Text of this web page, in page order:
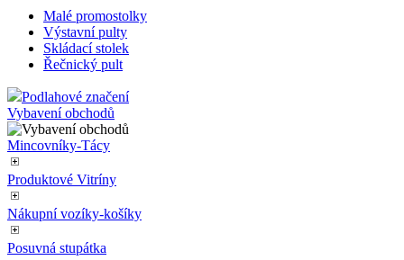
Malé promostolky
Výstavní pulty
Skládací stolek
Řečnický pult
Podlahové značení
Vybavení obchodů
Mincovníky-Tácy
Produktové Vitríny
Nákupní vozíky-košíky
Posuvná stupátka